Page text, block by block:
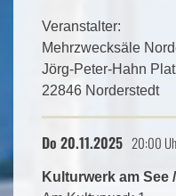
Veranstalter:
Mehrzwecksäle
Jörg-Peter-Hahn
22846 Norderstedt
Do 20.11.2025 20:00
Kulturwerk am See /